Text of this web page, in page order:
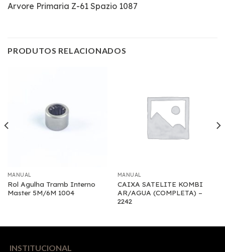
Arvore Primaria Z-61 Spazio 1087
PRODUTOS RELACIONADOS
MANUAL
Rol Agulha Tramb Interno
Master 5M/6M 1004
MANUAL
CAIXA SATELITE KOMBI
AR/AGUA (COMPLETA) –
2242
INSTITUCIONAL